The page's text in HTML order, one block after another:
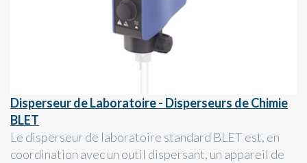
Disperseur de Laboratoire - Disperseurs de Chimie
BLET
Le disperseur de laboratoire standard BLET est, en
coordination avec un outil dispersant, un appareil de